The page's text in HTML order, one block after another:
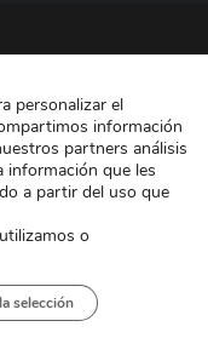
mundial de
de las personas.
primeras posiciones
Ortopédica,
y Trauma. Tiene casi
presente en más de
personalizar el
información
partners análisis
información que les
a partir del uso que
o
selección